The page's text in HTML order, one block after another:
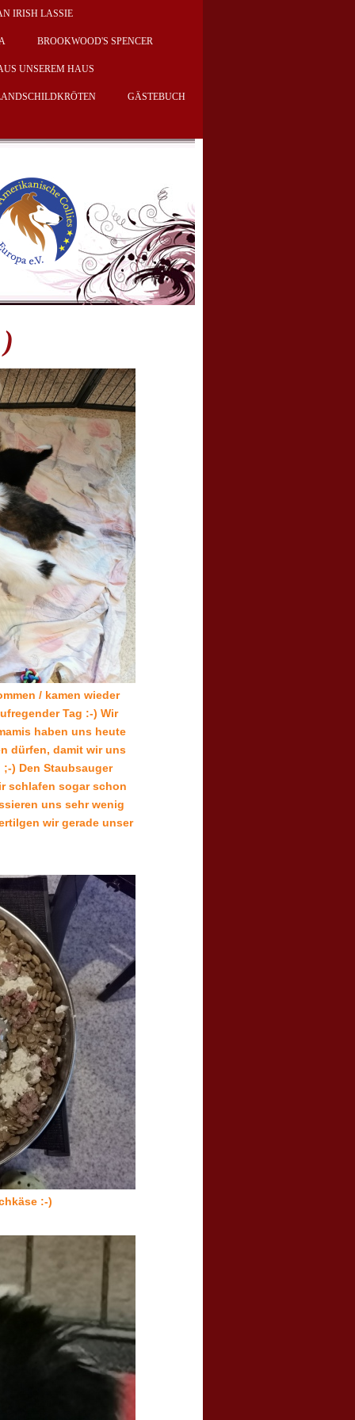
IRISH LASSIE
BROOKWOOD'S SPENCER
UNSEREM HAUS
GÄSTEBUCH
/ kamen wieder
Tag :-) Wir
haben uns heute
dürfen, damit wir uns
) Den Staubsauger
schlafen sogar schon
uns sehr wenig
wir gerade unser
:-)